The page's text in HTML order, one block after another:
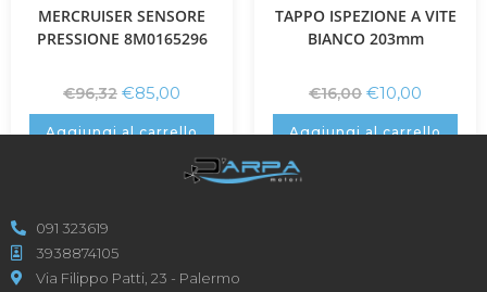
MERCRUISER SENSORE
PRESSIONE 8M0165296
€96,32 €85,00
Aggiungi al carrello
TAPPO ISPEZIONE A VITE
BIANCO 203mm
€16,00 €10,00
Aggiungi al carrello
091 323619
3938874105
Via Filippo Patti, 23 - Palermo